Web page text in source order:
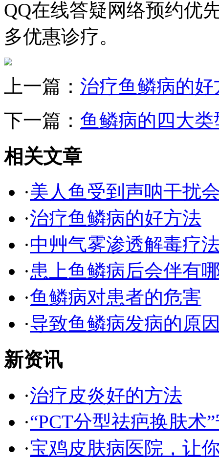
QQ在线答疑网络预约优
多优惠诊疗。
上一篇： 治疗鱼鳞病的好
下一篇： 鱼鳞病的四大
相关文章
·美人鱼受到声呐干扰
·治疗鱼鳞病的好方法
·中艸气雾渗透解毒疗
·患上鱼鳞病后会伴有
·鱼鳞病对患者的危害
·导致鱼鳞病发病的原
新资讯
·治疗皮炎好的方法
·“PCT分型祛疤换肤术
·宝鸡皮肤病医院，让